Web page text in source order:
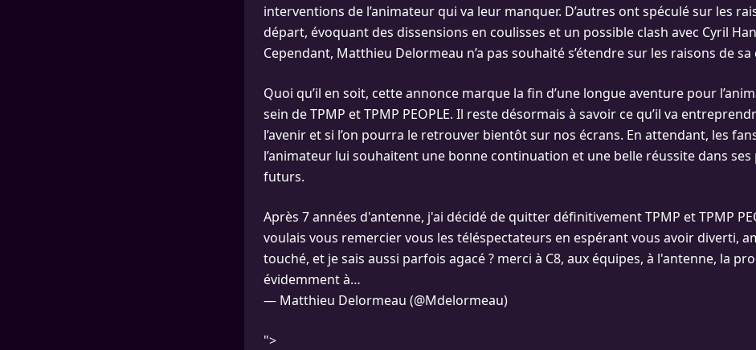
interventions de l’animateur qui va leur manquer. D’autres ont spéculé sur les
départ, évoquant des dissensions en coulisses et un possible clash avec Cyril
Cependant, Matthieu Delormeau n’a pas souhaité s’étendre sur les raisons de sa
Quoi qu’il en soit, cette annonce marque la fin d’une longue aventure pour
sein de TPMP et TPMP PEOPLE. Il reste désormais à savoir ce qu’il va
l’avenir et si l’on pourra le retrouver bientôt sur nos écrans. En attendant, les
l’animateur lui souhaitent une bonne continuation et une belle réussite dans ses
futurs.
Après 7 années d'antenne, j'ai décidé de quitter définitivement TPMP et TPMP
voulais vous remercier vous les téléspectateurs en espérant vous avoir diverti,
touché, et je sais aussi parfois agacé ? merci à C8, aux équipes, à l'antenne, la
évidemment à…
— Matthieu Delormeau (@Mdelormeau)
">